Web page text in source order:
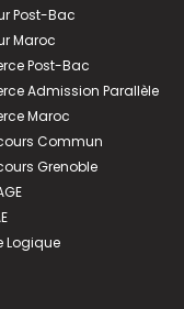
Post-Bac
Maroc
Post-Bac
Admission Parallèle
Maroc
Commun
Grenoble
Logique